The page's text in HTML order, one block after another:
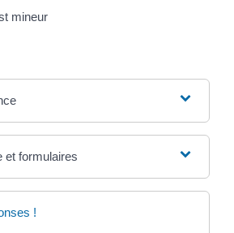
mineur
et formulaires
!